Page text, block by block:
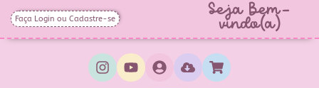
Faça Login ou Cadastre-se Seja Bem-
vindo(a)